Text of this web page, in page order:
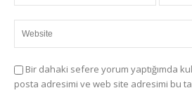
Bir dahaki sefere yorum yaptığımda
posta adresimi ve web site adresimi bu